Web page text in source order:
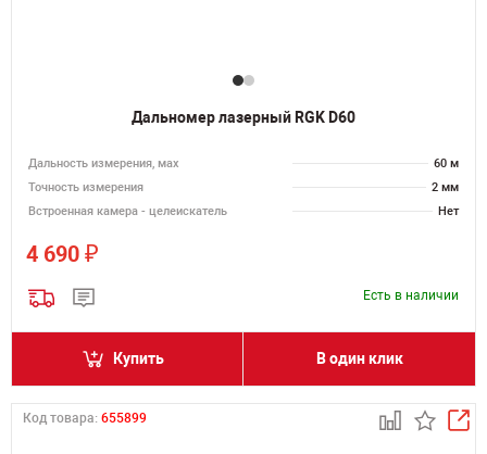
Дальномер лазерный RGK D60
Дальность измерения, мах
60 м
Точность измерения
2 мм
Встроенная камера - целеискатель
Нет
4 690 ₽
Есть в наличии
Купить В один клик
Код товара: 655899